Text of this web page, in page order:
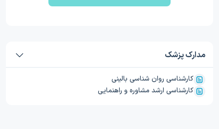
مدارک پزشک
کارشناسی روان شناسی بالینی
کارشناسی ارشد مشاوره و راهنمایی